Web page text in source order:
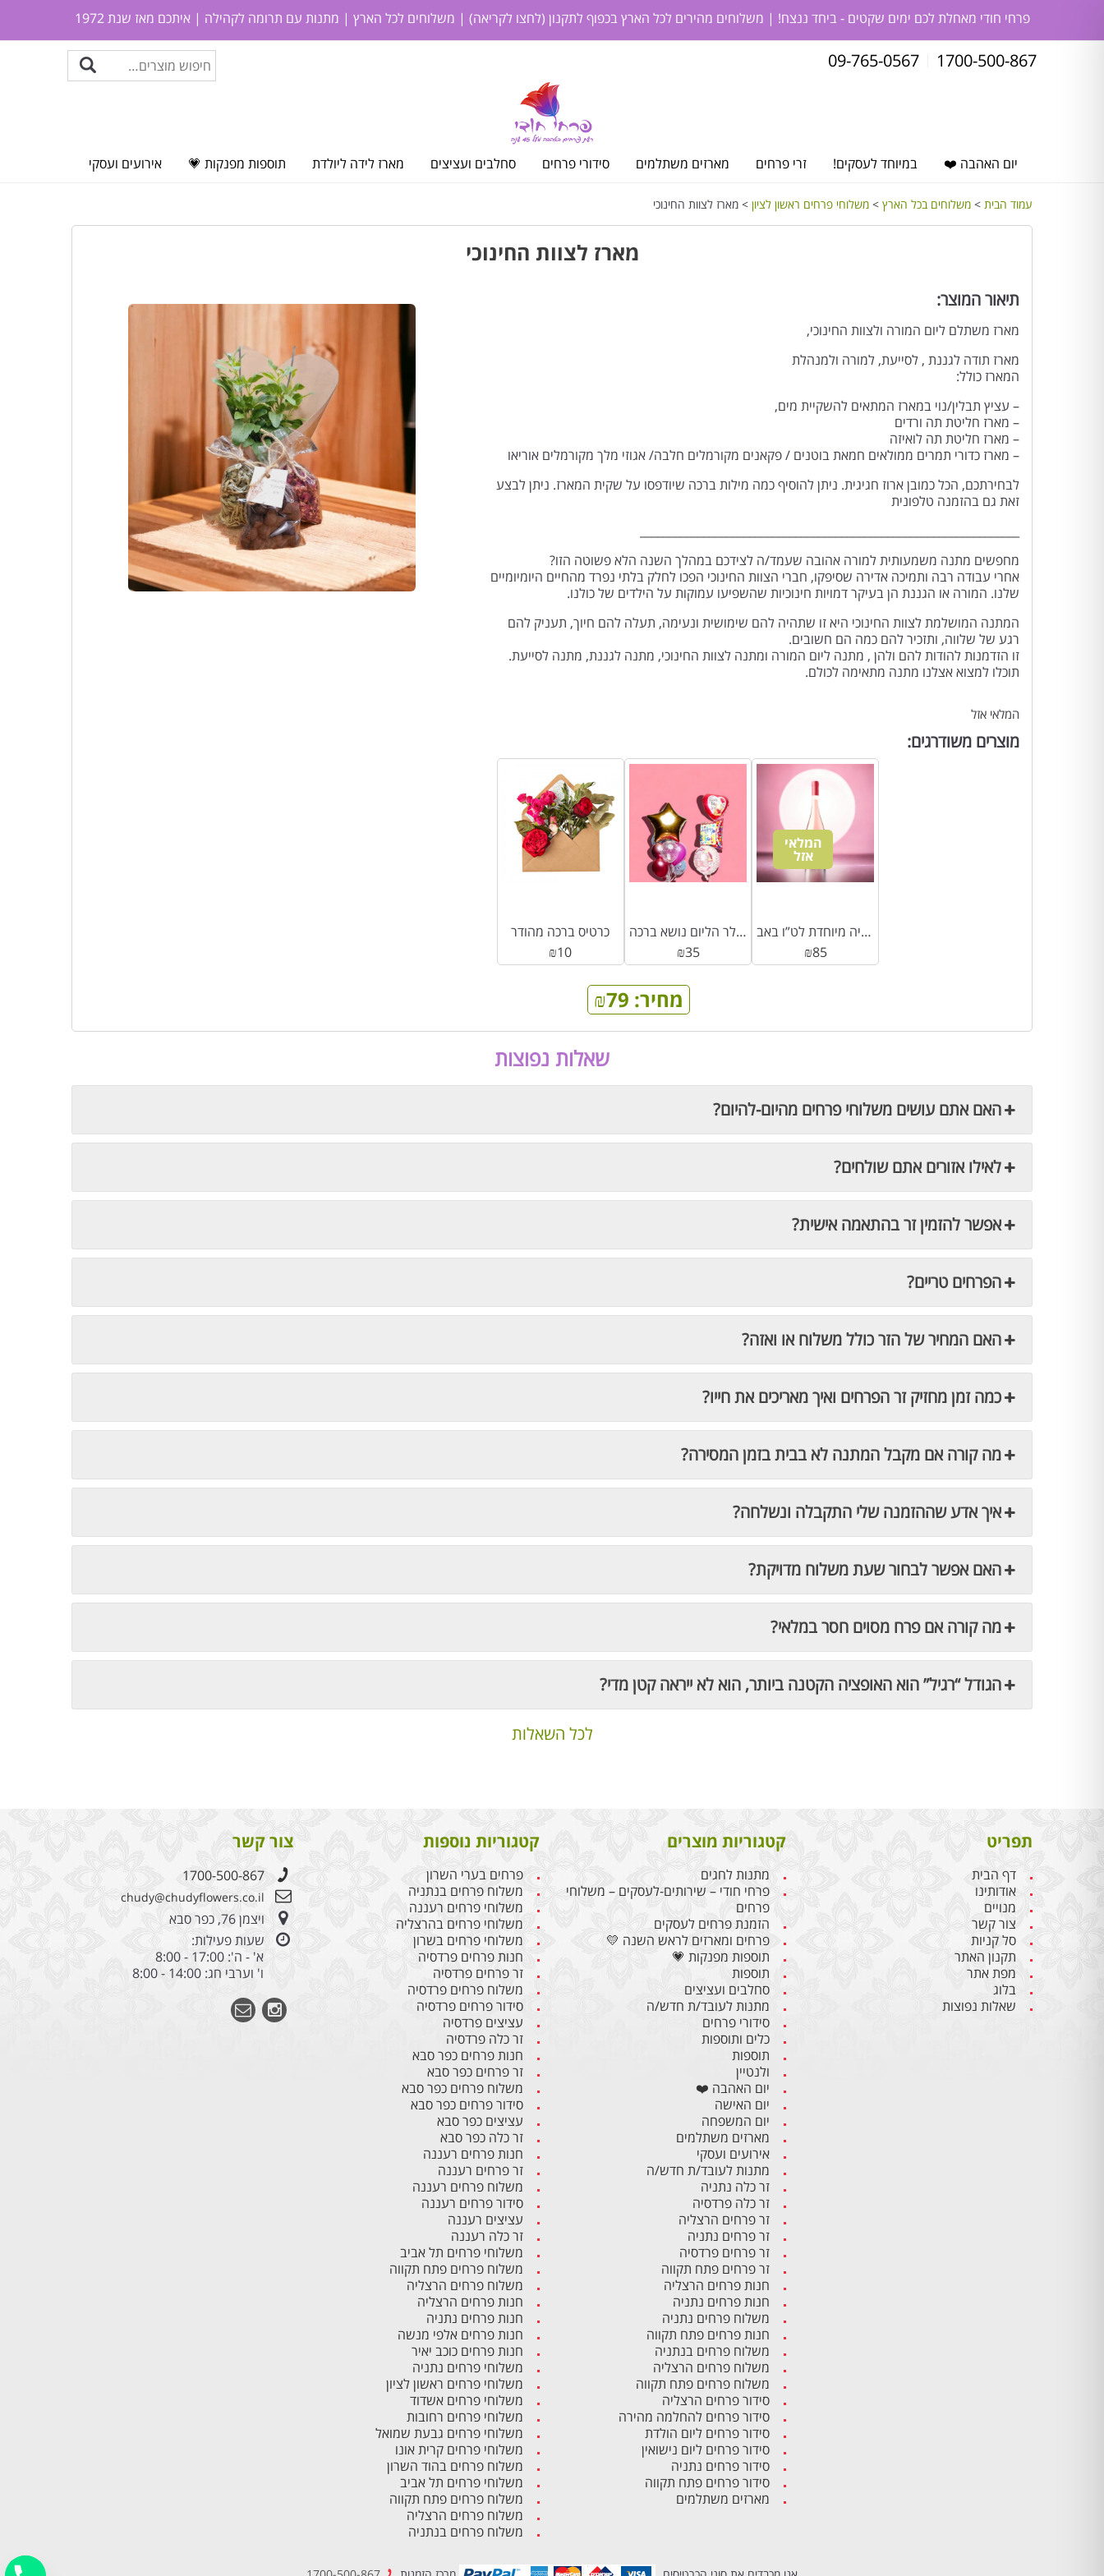
פרחי חודי מאחלת לכם ימים שקטים - ביחד ננצח! | משלוחים מהירים לכל הארץ בכפוף לתקנון (לחצו לקריאה) | משלוחים לכל הארץ | מתנות עם תרומה לקהילה | איתכם מאז שנת 1972
1700-500-867
09-765-0567
יום האהבה ❤️ במיוחד לעסקים! זרי פרחים מארזים משתלמים סידורי פרחים סחלבים ועציצים מארז לידה ליולדת תוספות מפנקות 💗 אירועים ועסקי
עמוד הבית > משלוחים בכל הארץ > משלוחי פרחים ראשון לציון > מארז לצוות החינוכי
מארז לצוות החינוכי
תיאור המוצר:
מארז משתלם ליום המורה ולצוות החינוכי,
מארז תודה לגננת , לסייעת, למורה ולמנהלת
המארז כולל:
– עציץ תבלין/נוי במארז המתאים להשקיית מים,
– מארז חליטת תה ורדים
– מארז חליטת תה לואיזה
– מארז כדורי תמרים ממולאים חמאת בוטנים / פקאנים מקורמלים חלבה/ אגוזי מלך מקורמלים אוריאו
לבחירתכם, הכל כמובן ארוז חגיגית. ניתן להוסיף כמה מילות ברכה שיודפסו על שקית המארז. ניתן לבצע
זאת גם בהזמנה טלפונית
מחפשים מתנה משמעותית למורה אהובה שעמד/ה לצידכם במהלך השנה הלא פשוטה הזו?
אחרי עבודה רבה ותמיכה אדירה שסיפקו, חברי הצוות החינוכי הפכו לחלק בלתי נפרד מהחיים היומיומיים
שלנו. המורה או הגננת הן בעיקר דמויות חינוכיות שהשפיעו עמוקות על הילדים של כולנו.
המתנה המושלמת לצוות החינוכי היא זו שתהיה להם שימושית ונעימה, תעלה להם חיוך, תעניק להם
רגע של שלווה, ותזכיר להם כמה הם חשובים.
זו הזדמנות להודות להם ולהן , מתנה ליום המורה ומתנה לצוות החינוכי, מתנה לגננת, מתנה לסייעת.
תוכלו למצוא אצלנו מתנה מתאימה לכולם.
מחיר: ₪79
המלאי אזל
מוצרים משודרגים:
כרטיס ברכה מהודר
₪10
בלון מיילר הליום נושא ברכה
₪35
המלאי
אזל
הרי גליל רוזה 2022 – קולקציה מיוחדת לט”ו באב
₪85
שאלות נפוצות
האם אתם עושים משלוחי פרחים מהיום-להיום?
לאילו אזורים אתם שולחים?
אפשר להזמין זר בהתאמה אישית?
הפרחים טריים?
האם המחיר של הזר כולל משלוח או ואזה?
כמה זמן מחזיק זר הפרחים ואיך מאריכים את חייו?
מה קורה אם מקבל המתנה לא בבית בזמן המסירה?
איך אדע שההזמנה שלי התקבלה ונשלחה?
האם אפשר לבחור שעת משלוח מדויקת?
מה קורה אם פרח מסוים חסר במלאי?
הגודל “רגיל” הוא האופציה הקטנה ביותר, הוא לא ייראה קטן מדי?
לכל השאלות
תפריט
דף הבית
אודותינו
מנויים
צור קשר
סל קניות
תקנון האתר
מפת אתר
בלוג
שאלות נפוצות
קטגוריות מוצרים
מתנות לחגים
פרחי חודי – שירותים-לעסקים – משלוחי
פרחים
הזמנת פרחים לעסקים
פרחים ומארזים לראש השנה 💛
תוספות מפנקות 💗
תוספות
סחלבים ועציצים
מתנות לעובד/ת חדש/ה
סידורי פרחים
כלים ותוספות
תוספות
ולנטיין
יום האהבה ❤️
יום האישה
יום המשפחה
מארזים משתלמים
אירועים ועסקי
מתנות לעובד/ת חדש/ה
זר כלה נתניה
זר כלה פרדסיה
זר פרחים הרצליה
זר פרחים נתניה
זר פרחים פרדסיה
זר פרחים פתח תקווה
חנות פרחים הרצליה
חנות פרחים נתניה
משלוח פרחים נתניה
חנות פרחים פתח תקווה
משלוח פרחים בנתניה
משלוח פרחים הרצליה
משלוח פרחים פתח תקווה
סידור פרחים הרצליה
סידור פרחים להחלמה מהירה
סידור פרחים ליום הולדת
סידור פרחים ליום נישואין
סידור פרחים נתניה
סידור פרחים פתח תקווה
מארזים משתלמים
קטגוריות נוספות
פרחים בערי השרון
משלוח פרחים בנתניה
משלוחי פרחים רעננה
משלוחי פרחים בהרצליה
משלוחי פרחים בשרון
חנות פרחים פרדסיה
זר פרחים פרדסיה
משלוח פרחים פרדסיה
סידור פרחים פרדסיה
עציצים פרדסיה
זר כלה פרדסיה
חנות פרחים כפר סבא
זר פרחים כפר סבא
משלוח פרחים כפר סבא
סידור פרחים כפר סבא
עציצים כפר סבא
זר כלה כפר סבא
חנות פרחים רעננה
זר פרחים רעננה
משלוח פרחים רעננה
סידור פרחים רעננה
עציצים רעננה
זר כלה רעננה
משלוחי פרחים תל אביב
משלוח פרחים פתח תקווה
משלוח פרחים הרצליה
חנות פרחים הרצליה
חנות פרחים נתניה
חנות פרחים אלפי מנשה
חנות פרחים כוכב יאיר
משלוחי פרחים נתניה
משלוחי פרחים ראשון לציון
משלוחי פרחים אשדוד
משלוחי פרחים רחובות
משלוחי פרחים גבעת שמואל
משלוחי פרחים קרית אונו
משלוח פרחים בהוד השרון
משלוחי פרחים תל אביב
משלוח פרחים פתח תקווה
משלוח פרחים הרצליה
משלוח פרחים בנתניה
צור קשר
1700-500-867
chudy@chudyflowers.co.il
ויצמן 76, כפר סבא
שעות פעילות:
א' - ה': 17:00 - 8:00
ו' וערבי חג: 14:00 - 8:00